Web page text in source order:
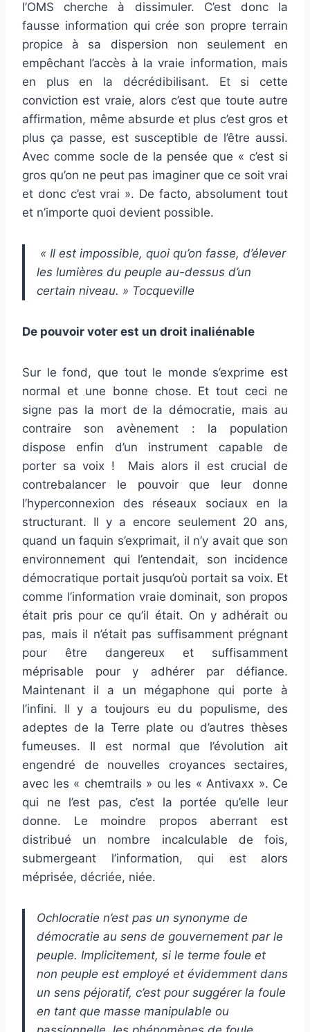
l’OMS cherche à dissimuler. C’est donc la
fausse information qui crée son propre terrain
propice à sa dispersion non seulement en
empêchant l’accès à la vraie information, mais
en plus en la décrédibilisant. Et si cette
conviction est vraie, alors c’est que toute autre
affirmation, même absurde et plus c’est gros et
plus ça passe, est susceptible de l’être aussi.
Avec comme socle de la pensée que « c’est si
gros qu’on ne peut pas imaginer que ce soit vrai
et donc c’est vrai ». De facto, absolument tout
et n’importe quoi devient possible.
« Il est impossible, quoi qu’on fasse, d’élever
les lumières du peuple au-dessus d’un
certain niveau. » Tocqueville
De pouvoir voter est un droit inaliénable
Sur le fond, que tout le monde s’exprime est
normal et une bonne chose. Et tout ceci ne
signe pas la mort de la démocratie, mais au
contraire son avènement : la population
dispose enfin d’un instrument capable de
porter sa voix ! Mais alors il est crucial de
contrebalancer le pouvoir que leur donne
l’hyperconnexion des réseaux sociaux en la
structurant. Il y a encore seulement 20 ans,
quand un faquin s’exprimait, il n’y avait que son
environnement qui l’entendait, son incidence
démocratique portait jusqu’où portait sa voix. Et
comme l’information vraie dominait, son propos
était pris pour ce qu’il était. On y adhérait ou
pas, mais il n’était pas suffisamment prégnant
pour être dangereux et suffisamment
méprisable pour y adhérer par défiance.
Maintenant il a un mégaphone qui porte à
l’infini. Il y a toujours eu du populisme, des
adeptes de la Terre plate ou d’autres thèses
fumeuses. Il est normal que l’évolution ait
engendré de nouvelles croyances sectaires,
avec les « chemtrails » ou les « Antivaxx ». Ce
qui ne l’est pas, c’est la portée qu’elle leur
donne. Le moindre propos aberrant est
distribué un nombre incalculable de fois,
submergeant l’information, qui est alors
méprisée, décriée, niée.
Ochlocratie n’est pas un synonyme de
démocratie au sens de gouvernement par le
peuple. Implicitement, si le terme foule et
non peuple est employé et évidemment dans
un sens péjoratif, c’est pour suggérer la foule
en tant que masse manipulable ou